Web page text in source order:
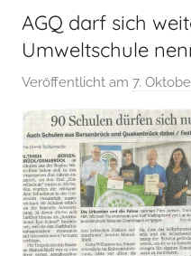
AGQ darf sich
Umweltschule
Veröffentlicht am 7.